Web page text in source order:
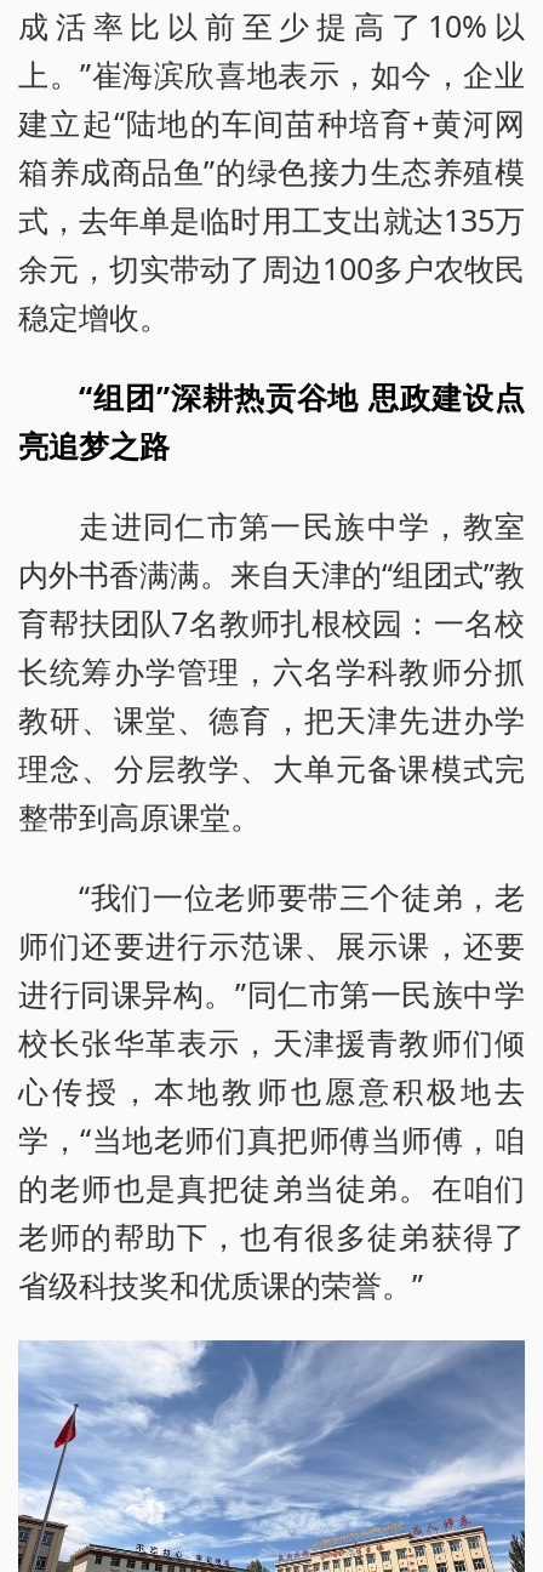
成活率比以前至少提高了10%以
上。”崔海滨欣喜地表示，如今，企业
建立起“陆地的车间苗种培育+黄河网
箱养成商品鱼”的绿色接力生态养殖模
式，去年单是临时用工支出就达135万
余元，切实带动了周边100多户农牧民
稳定增收。
“组团”深耕热贡谷地 思政建设点
亮追梦之路
走进同仁市第一民族中学，教室
内外书香满满。来自天津的“组团式”教
育帮扶团队7名教师扎根校园：一名校
长统筹办学管理，六名学科教师分抓
教研、课堂、德育，把天津先进办学
理念、分层教学、大单元备课模式完
整带到高原课堂。
“我们一位老师要带三个徒弟，老
师们还要进行示范课、展示课，还要
进行同课异构。”同仁市第一民族中学
校长张华革表示，天津援青教师们倾
心传授，本地教师也愿意积极地去
学，“当地老师们真把师傅当师傅，咱
的老师也是真把徒弟当徒弟。在咱们
老师的帮助下，也有很多徒弟获得了
省级科技奖和优质课的荣誉。”